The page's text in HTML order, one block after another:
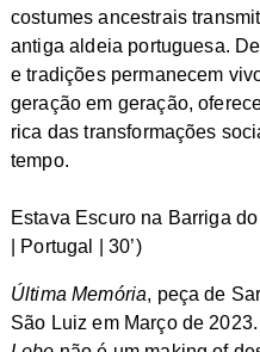
costumes ancestrais
antiga aldeia portuguesa.
e tradições permanecem
geração em geração,
rica das transformações
tempo.
Estava Escuro na Barriga
| Portugal | 30’)
Última Memória, peça de
São Luiz em Março de